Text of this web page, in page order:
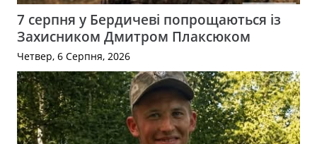
7 серпня у Бердичеві попрощаються із
Захисником Дмитром Плаксюком
Четвер, 6 Серпня, 2026